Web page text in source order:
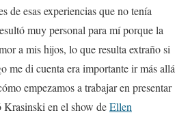
de esas experiencias que no tenía
muy personal para mí porque la
a mis hijos, lo que resulta extraño si
me di cuenta era importante ir más allá
empezamos a trabajar en presentar
en el show deEllen